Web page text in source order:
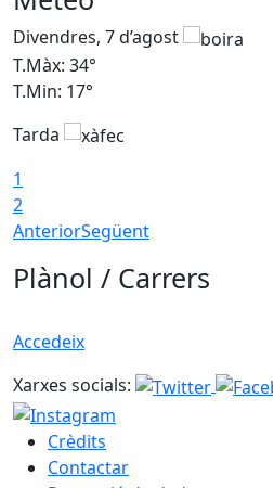
Divendres, 7 d’agost
T.Màx: 34°
T.Min: 17°
Tarda
1
2
AnteriorSegüent
Plànol / Carrers
Accedeix
Xarxes socials:
Crèdits
Contactar